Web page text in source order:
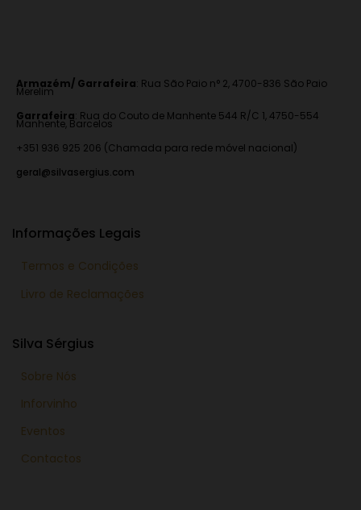
Armazém/ Garrafeira: Rua São Paio n° 2, 4700-836 São Paio
Merelim
Garrafeira: Rua do Couto de Manhente 544 R/C 1, 4750-554
Manhente, Barcelos
+351 936 925 206 (Chamada para rede móvel nacional)
geral@silvasergius.com
Informações Legais
Termos e Condições
Livro de Reclamações
Silva Sérgius
Sobre Nós
Inforvinho
Eventos
Contactos